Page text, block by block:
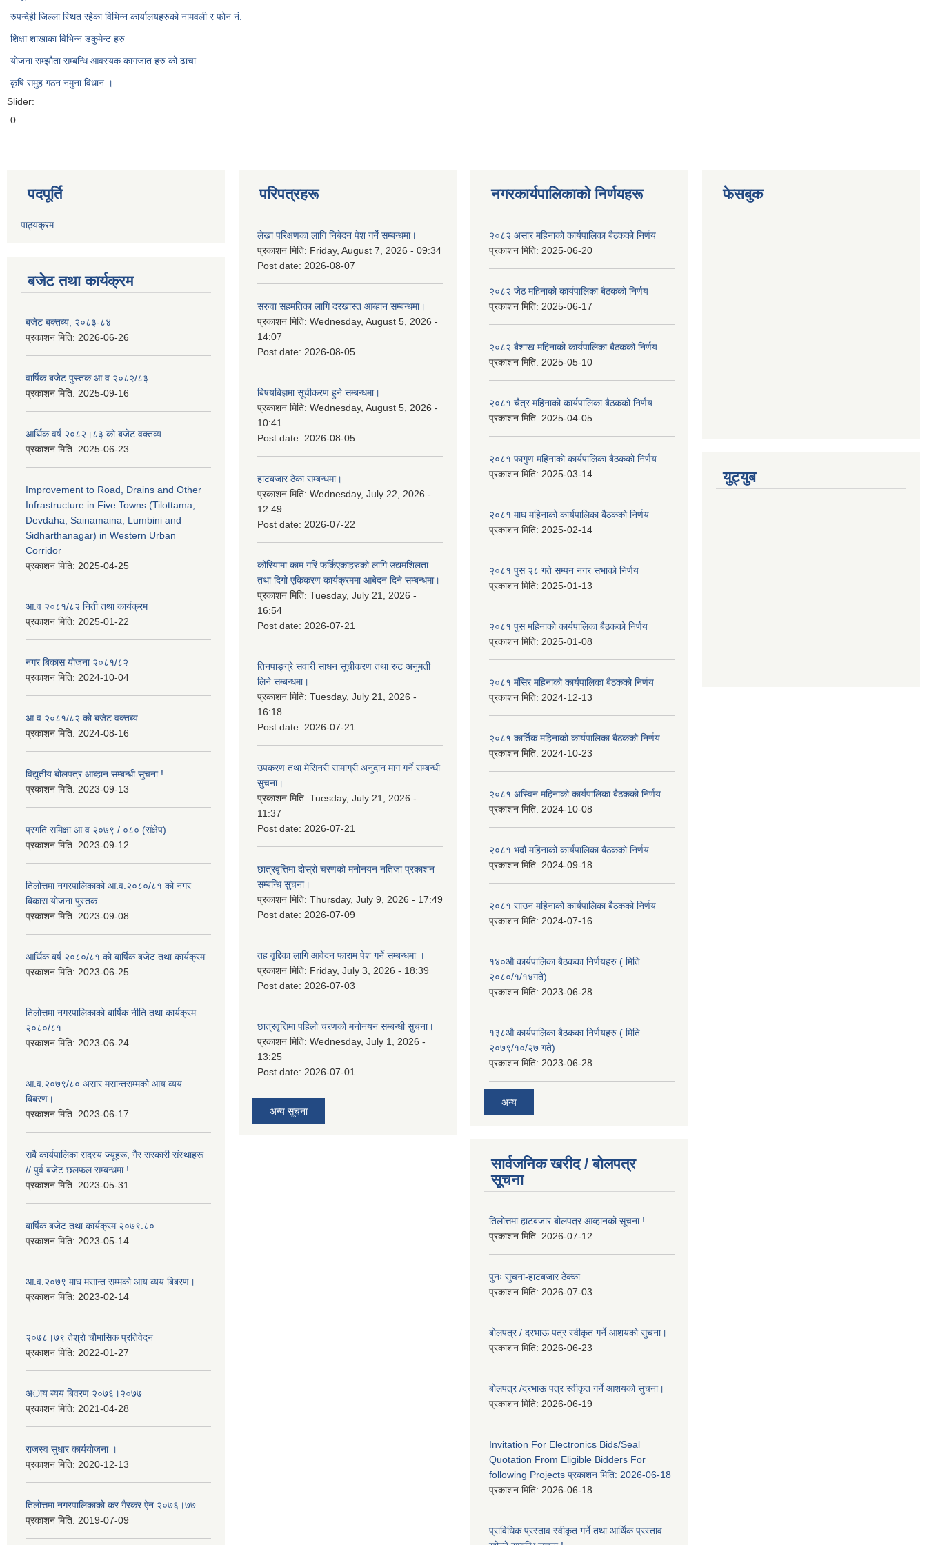
रुपन्देही जिल्ला स्थित रहेका विभिन्न कार्यालयहरुको नामवली र फाेन न‌ं.
शिक्षा शाखाका विभिन्न डकुमेन्ट हरु
योजना सम्झौता सम्बन्धि आवस्यक कागजात हरु को ढाचा
कृषि समुह गठन नमुना विधान ।
Slider:
0
पदपूर्ति
पाठ्यक्रम
बजेट तथा कार्यक्रम
बजेट बक्तव्य, २०८३-८४
प्रकाशन मिति: 2026-06-26
वार्षिक बजेट पुस्तक आ.व २०८२/८३
प्रकाशन मिति: 2025-09-16
आर्थिक वर्ष २०८२।८३ को बजेट वक्तव्य
प्रकाशन मिति: 2025-06-23
Improvement to Road, Drains and Other
Infrastructure in Five Towns (Tilottama,
Devdaha, Sainamaina, Lumbini and
Sidharthanagar) in Western Urban
Corridor
प्रकाशन मिति: 2025-04-25
आ.व २०८१/८२ निती तथा कार्यक्रम
प्रकाशन मिति: 2025-01-22
नगर बिकास योजना २०८१/८२
प्रकाशन मिति: 2024-10-04
आ.व २०८१/८२ को बजेट वक्तब्य
प्रकाशन मिति: 2024-08-16
विद्युतीय बोलपत्र आब्हान सम्बन्धी सुचना !
प्रकाशन मिति: 2023-09-13
प्रगति समिक्षा आ.व.२०७९ / ०८० (संक्षेप)
प्रकाशन मिति: 2023-09-12
तिलोत्तमा नगरपालिकाको आ.व.२०८०/८१ को नगर
बिकास योजना पुस्तक
प्रकाशन मिति: 2023-09-08
आर्थिक बर्ष २०८०/८१ को बार्षिक बजेट तथा कार्यक्रम
प्रकाशन मिति: 2023-06-25
तिलोत्तमा नगरपालिकाको बार्षिक नीति तथा कार्यक्रम
२०८०/८१
प्रकाशन मिति: 2023-06-24
आ.व.२०७९/८० असार मसान्तसम्मको आय व्यय
बिबरण।
प्रकाशन मिति: 2023-06-17
सबै कार्यपालिका सदस्य ज्यूहरू, गैर सरकारी संस्थाहरू
// पुर्व बजेट छलफल सम्बन्धमा !
प्रकाशन मिति: 2023-05-31
बार्षिक बजेट तथा कार्यक्रम २०७९.८०
प्रकाशन मिति: 2023-05-14
आ.व.२०७९ माघ मसान्त सम्मको आय व्यय बिबरण।
प्रकाशन मिति: 2023-02-14
२०७८।७९ तेश्राे चाैमासिक प्रतिवेदन
प्रकाशन मिति: 2022-01-27
अाय ब्यय बिवरण २०७६।२०७७
प्रकाशन मिति: 2021-04-28
राजस्व सुधार कार्ययाेजना ।
प्रकाशन मिति: 2020-12-13
तिलोत्तमा नगरपालिकाको कर गैरकर ऐन २०७६।७७
प्रकाशन मिति: 2019-07-09
परिपत्रहरू
लेखा परिक्षणका लागि निबेदन पेश गर्ने सम्बन्धमा।
प्रकाशन मिति: Friday, August 7, 2026 - 09:34
Post date: 2026-08-07
सरुवा सहमतिका लागि दरखास्त आब्हान सम्बन्धमा।
प्रकाशन मिति: Wednesday, August 5, 2026 -
14:07
Post date: 2026-08-05
बिषयबिज्ञमा सूचीकरण हुने सम्बन्धमा।
प्रकाशन मिति: Wednesday, August 5, 2026 -
10:41
Post date: 2026-08-05
हाटबजार ठेका सम्बन्धमा।
प्रकाशन मिति: Wednesday, July 22, 2026 -
12:49
Post date: 2026-07-22
कोरियामा काम गरि फर्किएकाहरुको लागि उद्यमशिलता
तथा दिगो एकिकरण कार्यक्रममा आबेदन दिने सम्बन्धमा।
प्रकाशन मिति: Tuesday, July 21, 2026 -
16:54
Post date: 2026-07-21
तिनपाङ्ग्रे सवारी साधन सूचीकरण तथा रुट अनुमती
लिने सम्बन्धमा।
प्रकाशन मिति: Tuesday, July 21, 2026 -
16:18
Post date: 2026-07-21
उपकरण तथा मेसिनरी सामाग्री अनुदान माग गर्ने सम्बन्धी
सुचना।
प्रकाशन मिति: Tuesday, July 21, 2026 -
11:37
Post date: 2026-07-21
छात्रवृत्तिमा दोस्रो चरणको मनोनयन नतिजा प्रकाशन
सम्बन्धि सुचना।
प्रकाशन मिति: Thursday, July 9, 2026 - 17:49
Post date: 2026-07-09
तह वृद्दिका लागि आवेदन फाराम पेश गर्ने सम्बन्धमा ।
प्रकाशन मिति: Friday, July 3, 2026 - 18:39
Post date: 2026-07-03
छात्रवृत्तिमा पहिलो चरणको मनोनयन सम्बन्धी सुचना।
प्रकाशन मिति: Wednesday, July 1, 2026 -
13:25
Post date: 2026-07-01
अन्य सूचना
नगरकार्यपालिकाकाे निर्णयहरू
२०८२ असार महिनाको कार्यपालिका बैठकको निर्णय
प्रकाशन मिति: 2025-06-20
२०८२ जेठ महिनाको कार्यपालिका बैठकको निर्णय
प्रकाशन मिति: 2025-06-17
२०८२ बैशाख महिनाको कार्यपालिका बैठकको निर्णय
प्रकाशन मिति: 2025-05-10
२०८१ चैत्र महिनाको कार्यपालिका बैठकको निर्णय
प्रकाशन मिति: 2025-04-05
२०८१ फागुण महिनाको कार्यपालिका बैठकको निर्णय
प्रकाशन मिति: 2025-03-14
२०८१ माघ महिनाको कार्यपालिका बैठकको निर्णय
प्रकाशन मिति: 2025-02-14
२०८१ पुस २८ गते सम्प‍न नगर सभाको निर्णय
प्रकाशन मिति: 2025-01-13
२०८१ पुस महिनाको कार्यपालिका बैठकको निर्णय
प्रकाशन मिति: 2025-01-08
२०८१ मंसिर महिनाको कार्यपालिका बैठकको निर्णय
प्रकाशन मिति: 2024-12-13
२०८१ कार्तिक महिनाको कार्यपालिका बैठकको निर्णय
प्रकाशन मिति: 2024-10-23
२०८१ अस्विन महिनाको कार्यपालिका बैठकको निर्णय
प्रकाशन मिति: 2024-10-08
२०८१ भदौ महिनाको कार्यपालिका बैठकको निर्णय
प्रकाशन मिति: 2024-09-18
२०८१ साउन महिनाको कार्यपालिका बैठकको निर्णय
प्रकाशन मिति: 2024-07-16
१४०औ कार्यपालिका बैठकका निर्णयहरु ( मिति
२०८०/१/१४गते)
प्रकाशन मिति: 2023-06-28
१३८औ कार्यपालिका बैठकका निर्णयहरु ( मिति
२०७९/१०/२७ गते)
प्रकाशन मिति: 2023-06-28
अन्य
सार्वजनिक खरीद / बोलपत्र
सूचना
तिलोत्तमा हाटबजार बोलपत्र आव्हानको सूचना !
प्रकाशन मिति: 2026-07-12
पुनः सुचना-हाटबजार ठेक्का
प्रकाशन मिति: 2026-07-03
बोलपत्र / दरभाऊ पत्र स्वीकृत गर्ने आशयको सुचना।
प्रकाशन मिति: 2026-06-23
बोलपत्र /दरभाऊ पत्र स्वीकृत गर्ने आशयको सुचना।
प्रकाशन मिति: 2026-06-19
Invitation For Electronics Bids/Seal
Quotation From Eligible Bidders For
following Projects प्रकाशन मिति: 2026-06-18
प्रकाशन मिति: 2026-06-18
प्राविधिक प्रस्ताव स्वीकृत गर्ने तथा आर्थिक प्रस्ताव
फेसबुक
युट्युब